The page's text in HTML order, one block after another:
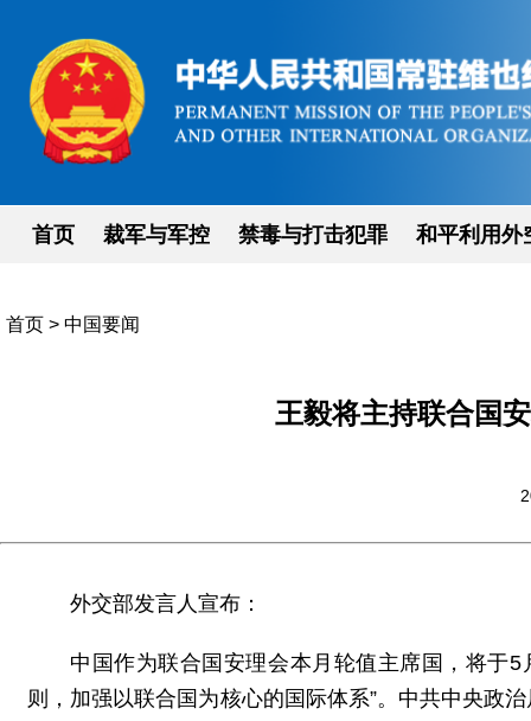
首页 裁军与军控 禁毒与打击犯罪 和平利用外
首页 > 中国要闻
王毅将主持联合国
外交部发言人宣布：
中国作为联合国安理会本月轮值主席国，将于
则，加强以联合国为核心的国际体系”。中共中央政